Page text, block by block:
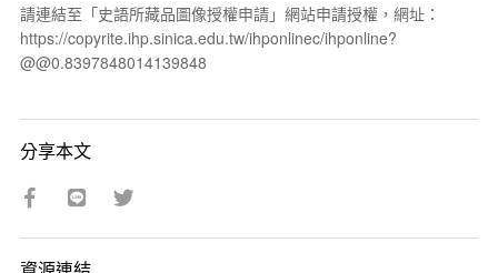
請連結至「史語所藏品圖像授權申請」網站申請授權，網址：
https://copyrite.ihp.sinica.edu.tw/ihponlinec/ihponline?
@@0.8397848014139848
分享本文